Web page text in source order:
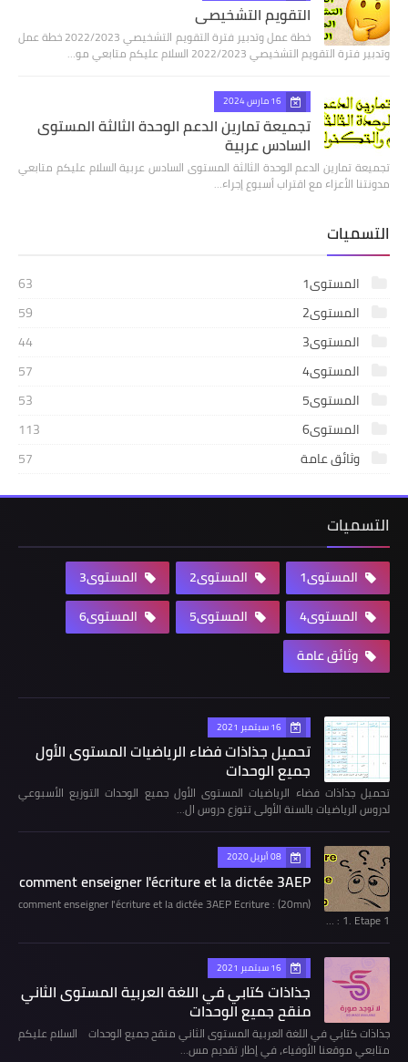
التقويم التشخيصي
خطة عمل وتدبير فترة التقويم التشخيصي 2022/2023 خطة عمل
وتدبير فترة التقويم التشخيصي 2022/2023 السلام عليكم متابعي مو…
16 مارس 2024
تجميعة تمارين الدعم الوحدة الثالثة المستوى
السادس عربية
تجميعة تمارين الدعم الوحدة الثالثة المستوى السادس عربية السلام عليكم متابعي
مدونتنا الأعزاء مع اقتراب أسبوع إجراء…
التسميات
المستوى1
63
المستوى2
59
المستوى3
44
المستوى4
57
المستوى5
53
المستوى6
113
وثائق عامة
57
التسميات
المستوى1 المستوى2
المستوى3
المستوى4
المستوى5
المستوى6
وثائق عامة
16 سبتمبر 2021
تحميل جذاذات فضاء الرياضيات المستوى الأول
جميع الوحدات
تحميل جذاذات فضاء الرياضيات المستوى الأول جميع الوحدات التوزيع الأسبوعي
لدروس الرياضيات بالسنة الأولى تتوزع دروس ال…
08 أبريل 2020
comment enseigner l'écriture et la dictée 3AEP
comment enseigner l'écriture et la dictée 3AEP Ecriture : (20mn)
1. Etape 1 : …
16 سبتمبر 2021
جذاذات كتابي في اللغة العربية المستوى الثاني
منقح جميع الوحدات
جذاذات كتابي في اللغة العربية المستوى الثاني منقح جميع الوحدات السلام عليكم
متابعي موقعنا الأوفياء، في إطار تقديم مس…